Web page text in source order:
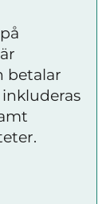
betalar